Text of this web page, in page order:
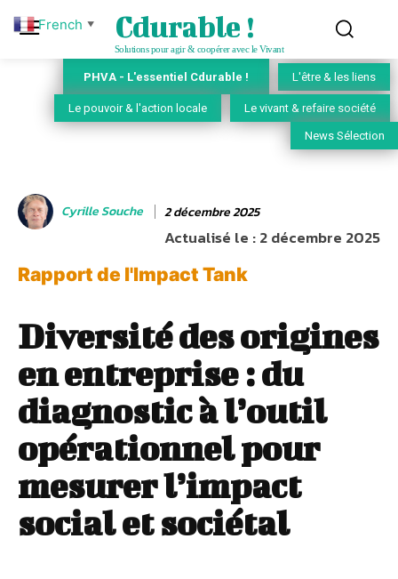
Cdurable !
Solutions pour agir & coopérer avec le Vivant
PHVA - L'essentiel Cdurable ! L'être & les liens
Le pouvoir & l'action locale Le vivant & refaire société
News Sélection
Cyrille Souche 2 décembre 2025
Actualisé le :2 décembre 2025
Rapport de l'Impact Tank
Diversité des origines
en entreprise : du
diagnostic à l’outil
opérationnel pour
mesurer l’impact
social et sociétal
French ▼